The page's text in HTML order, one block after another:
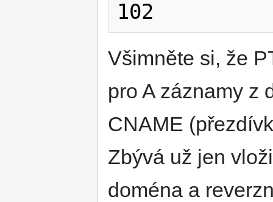
Všimněte si, že
pro A záznamy z
CNAME
Zbývá už jen
doména a